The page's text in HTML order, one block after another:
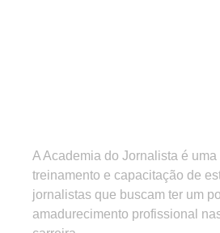
A Academia do Jornalista é uma
treinamento e capacitação de
jornalistas que buscam ter um
amadurecimento profissional